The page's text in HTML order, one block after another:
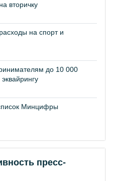
вторичку
на спорт и
до 10 000
Минцифры
пресс-